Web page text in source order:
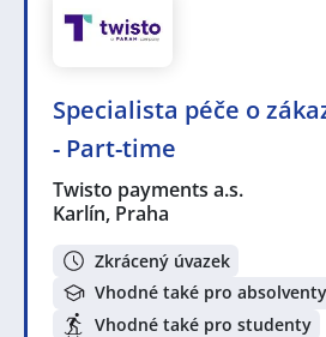
Specialista péče o
- Part-time
Twisto payments a.s.
Karlín, Praha
Zkrácený úvazek
Vhodné také pro absolventy
Vhodné také pro studenty